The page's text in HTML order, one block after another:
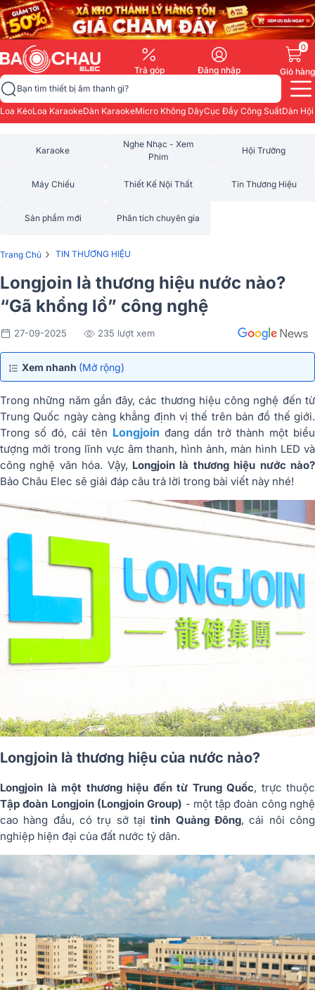
Trả góp Đăng nhập
0
Giỏ hàng
Bạn tìm thiết bị âm thanh gì?
Loa KéoLoa KaraokeDàn KaraokeMicro Không DâyCục Đẩy Công SuấtDàn
Karaoke
Nghe Nhạc - Xem
Phim
Hội Trường
Máy Chiếu Thiết Kế Nội Thất Tin Thương Hiệu
Sản phẩm mới Phân tích chuyên gia
Trang Chủ › TIN THƯƠNG HIỆU
Longjoin là thương hiệu nước nào?
“Gã khổng lồ” công nghệ
27-09-2025 235 lượt xem
Xem nhanh (Mở rộng)
Trong những năm gần đây, các thương hiệu công nghệ đến từ
Trung Quốc ngày càng khẳng định vị thế trên bản đồ thế giới.
Trong số đó, cái tên Longjoin đang dần trở thành một biểu
tượng mới trong lĩnh vực âm thanh, hình ảnh, màn hình LED và
công nghệ văn hóa. Vậy, Longjoin là thương hiệu nước nào?
Bảo Châu Elec sẽ giải đáp câu trả lời trong bài viết này nhé!
Longjoin là thương hiệu của nước nào?
Longjoin là một thương hiệu đến từ Trung Quốc, trực thuộc
Tập đoàn Longjoin (Longjoin Group) - một tập đoàn công nghệ
cao hàng đầu, có trụ sở tạitỉnh Quảng Đông, cái nôi công
nghiệp hiện đại của đất nước tỷ dân.